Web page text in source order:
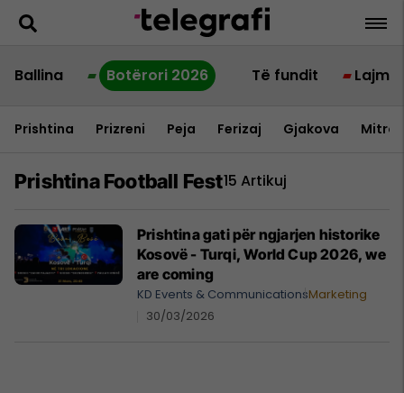
Ballina Botërori 2026 Të fundit Lajme
Prishtina Prizreni Peja Ferizaj Gjakova
Prishtina Football Fest15 Artikuj
Prishtina gati për ngjarjen historike
Kosovë - Turqi, World Cup 2026, we
are coming
KD Events & CommunicationsMarketing
30/03/2026